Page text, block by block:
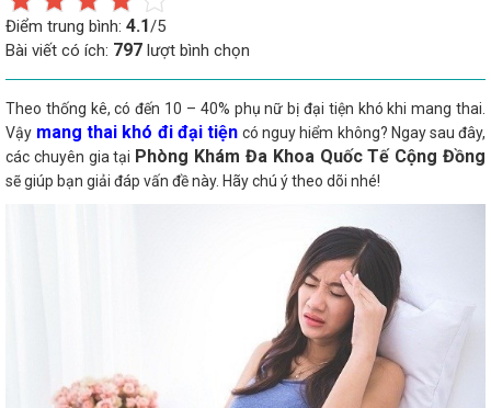
Điểm trung bình: 4.1/5
Bài viết có ích: 797 lượt bình chọn
Theo thống kê, có đến 10 – 40% phụ nữ bị đại tiện khó khi mang thai.
Vậy mang thai khó đi đại tiệncó nguy hiểm không? Ngay sau đây,
các chuyên gia tại Phòng Khám Đa Khoa Quốc Tế Cộng Đồng
sẽ giúp bạn giải đáp vấn đề này. Hãy chú ý theo dõi nhé!